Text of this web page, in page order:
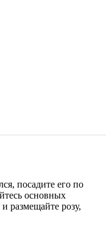
посадите его по
основных
размещайте розу,